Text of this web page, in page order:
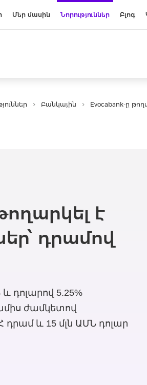
Մեր մասին Նորություններ Բլոգ
Բանկային Evocabank-ը
է
դրամով
և դոլարով 5.25%
ժամկետով
և 15 մլն ԱՄՆ դոլար